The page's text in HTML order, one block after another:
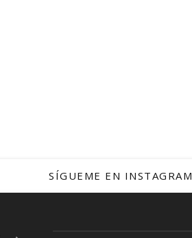
SÍGUEME EN INSTAGRAM